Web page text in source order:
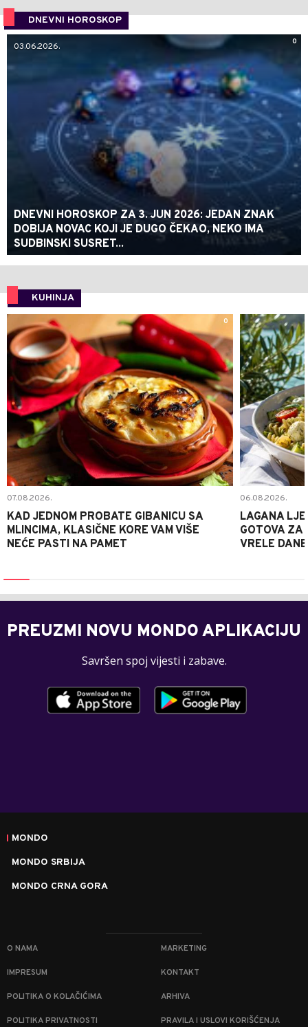
DNEVNI HOROSKOP
0
03.06.2026.
DNEVNI HOROSKOP ZA 3. JUN 2026: JEDAN ZNAK
DOBIJA NOVAC KOJI JE DUGO ČEKAO, NEKO IMA
SUDBINSKI SUSRET...
KUHINJA
0
07.08.2026.
KAD JEDNOM PROBATE GIBANICU SA
MLINCIMA, KLASIČNE KORE VAM VIŠE
NEĆE PASTI NA PAMET
06.08.2026.
LAGANA
GOTOVA ZA
VRELE DANE
PREUZMI NOVU MONDO APLIKACIJU
Savršen spoj vijesti i zabave.
MONDO
MONDO SRBIJA
MONDO CRNA GORA
O NAMA MARKETING
IMPRESUM KONTAKT
POLITIKA O KOLAČIĆIMA ARHIVA
POLITIKA PRIVATNOSTI PRAVILA I USLOVI KORIŠĆENJA